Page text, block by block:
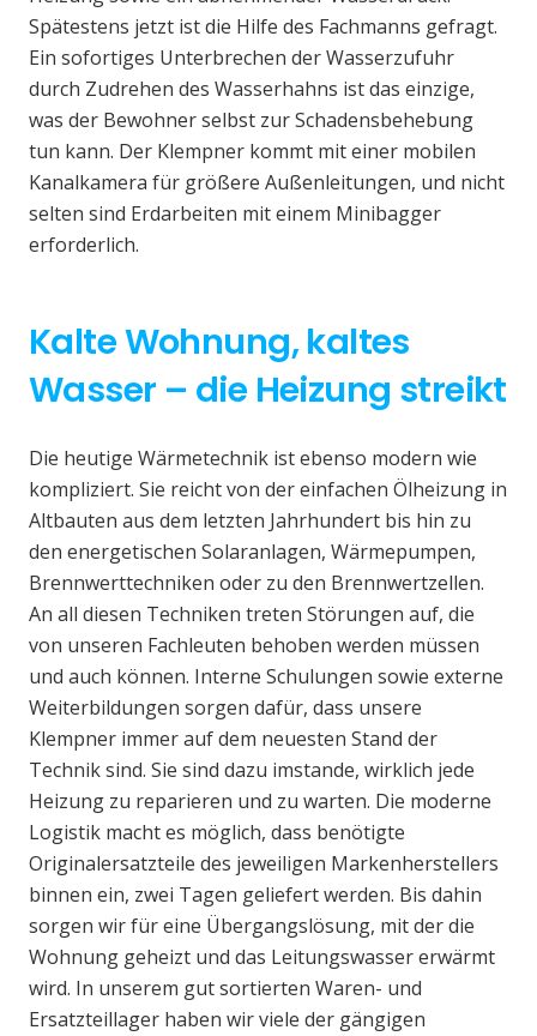
Spätestens jetzt ist die Hilfe des Fachmanns gefragt.
Ein sofortiges Unterbrechen der Wasserzufuhr
durch Zudrehen des Wasserhahns ist das einzige,
was der Bewohner selbst zur Schadensbehebung
tun kann. Der Klempner kommt mit einer mobilen
Kanalkamera für größere Außenleitungen, und nicht
selten sind Erdarbeiten mit einem Minibagger
erforderlich.
Kalte Wohnung, kaltes
Wasser – die Heizung streikt
Die heutige Wärmetechnik ist ebenso modern wie
kompliziert. Sie reicht von der einfachen Ölheizung in
Altbauten aus dem letzten Jahrhundert bis hin zu
den energetischen Solaranlagen, Wärmepumpen,
Brennwerttechniken oder zu den Brennwertzellen.
An all diesen Techniken treten Störungen auf, die
von unseren Fachleuten behoben werden müssen
und auch können. Interne Schulungen sowie externe
Weiterbildungen sorgen dafür, dass unsere
Klempner immer auf dem neuesten Stand der
Technik sind. Sie sind dazu imstande, wirklich jede
Heizung zu reparieren und zu warten. Die moderne
Logistik macht es möglich, dass benötigte
Originalersatzteile des jeweiligen Markenherstellers
binnen ein, zwei Tagen geliefert werden. Bis dahin
sorgen wir für eine Übergangslösung, mit der die
Wohnung geheizt und das Leitungswasser erwärmt
wird. In unserem gut sortierten Waren- und
Ersatzteillager haben wir viele der gängigen